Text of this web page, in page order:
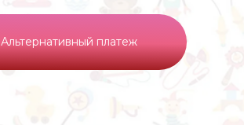
Альтернативный платеж